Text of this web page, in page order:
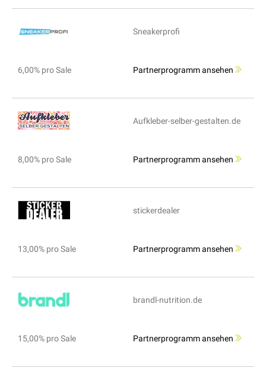
Sneakerprofi
6,00% pro Sale Partnerprogramm ansehen
Aufkleber-selber-gestalten.de
8,00% pro Sale Partnerprogramm ansehen
stickerdealer
13,00% pro Sale Partnerprogramm ansehen
brandl-nutrition.de
15,00% pro Sale Partnerprogramm ansehen